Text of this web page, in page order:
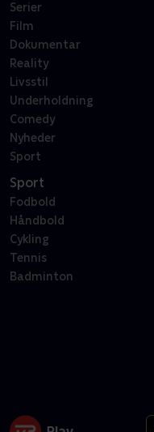
Serier
Film
Dokumentar
Reality
Livsstil
Underholdning
Comedy
Nyheder
Sport
Sport
Fodbold
Håndbold
Cykling
Tennis
Badminton